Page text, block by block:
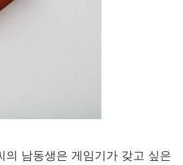
남동생은 게임기가 갖고 싶은